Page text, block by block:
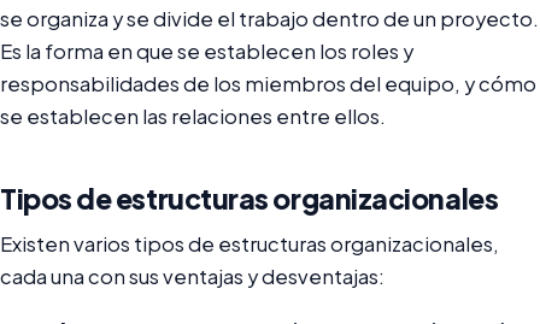
se organiza y se divide el trabajo dentro de un proyecto.
Es la forma en que se establecen los roles y
responsabilidades de los miembros del equipo, y cómo
se establecen las relaciones entre ellos.
Tipos de estructuras organizacionales
Existen varios tipos de estructuras organizacionales,
cada una con sus ventajas y desventajas: